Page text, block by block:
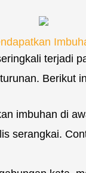
terjadi
Berikut
imbuhan di
serangkai.